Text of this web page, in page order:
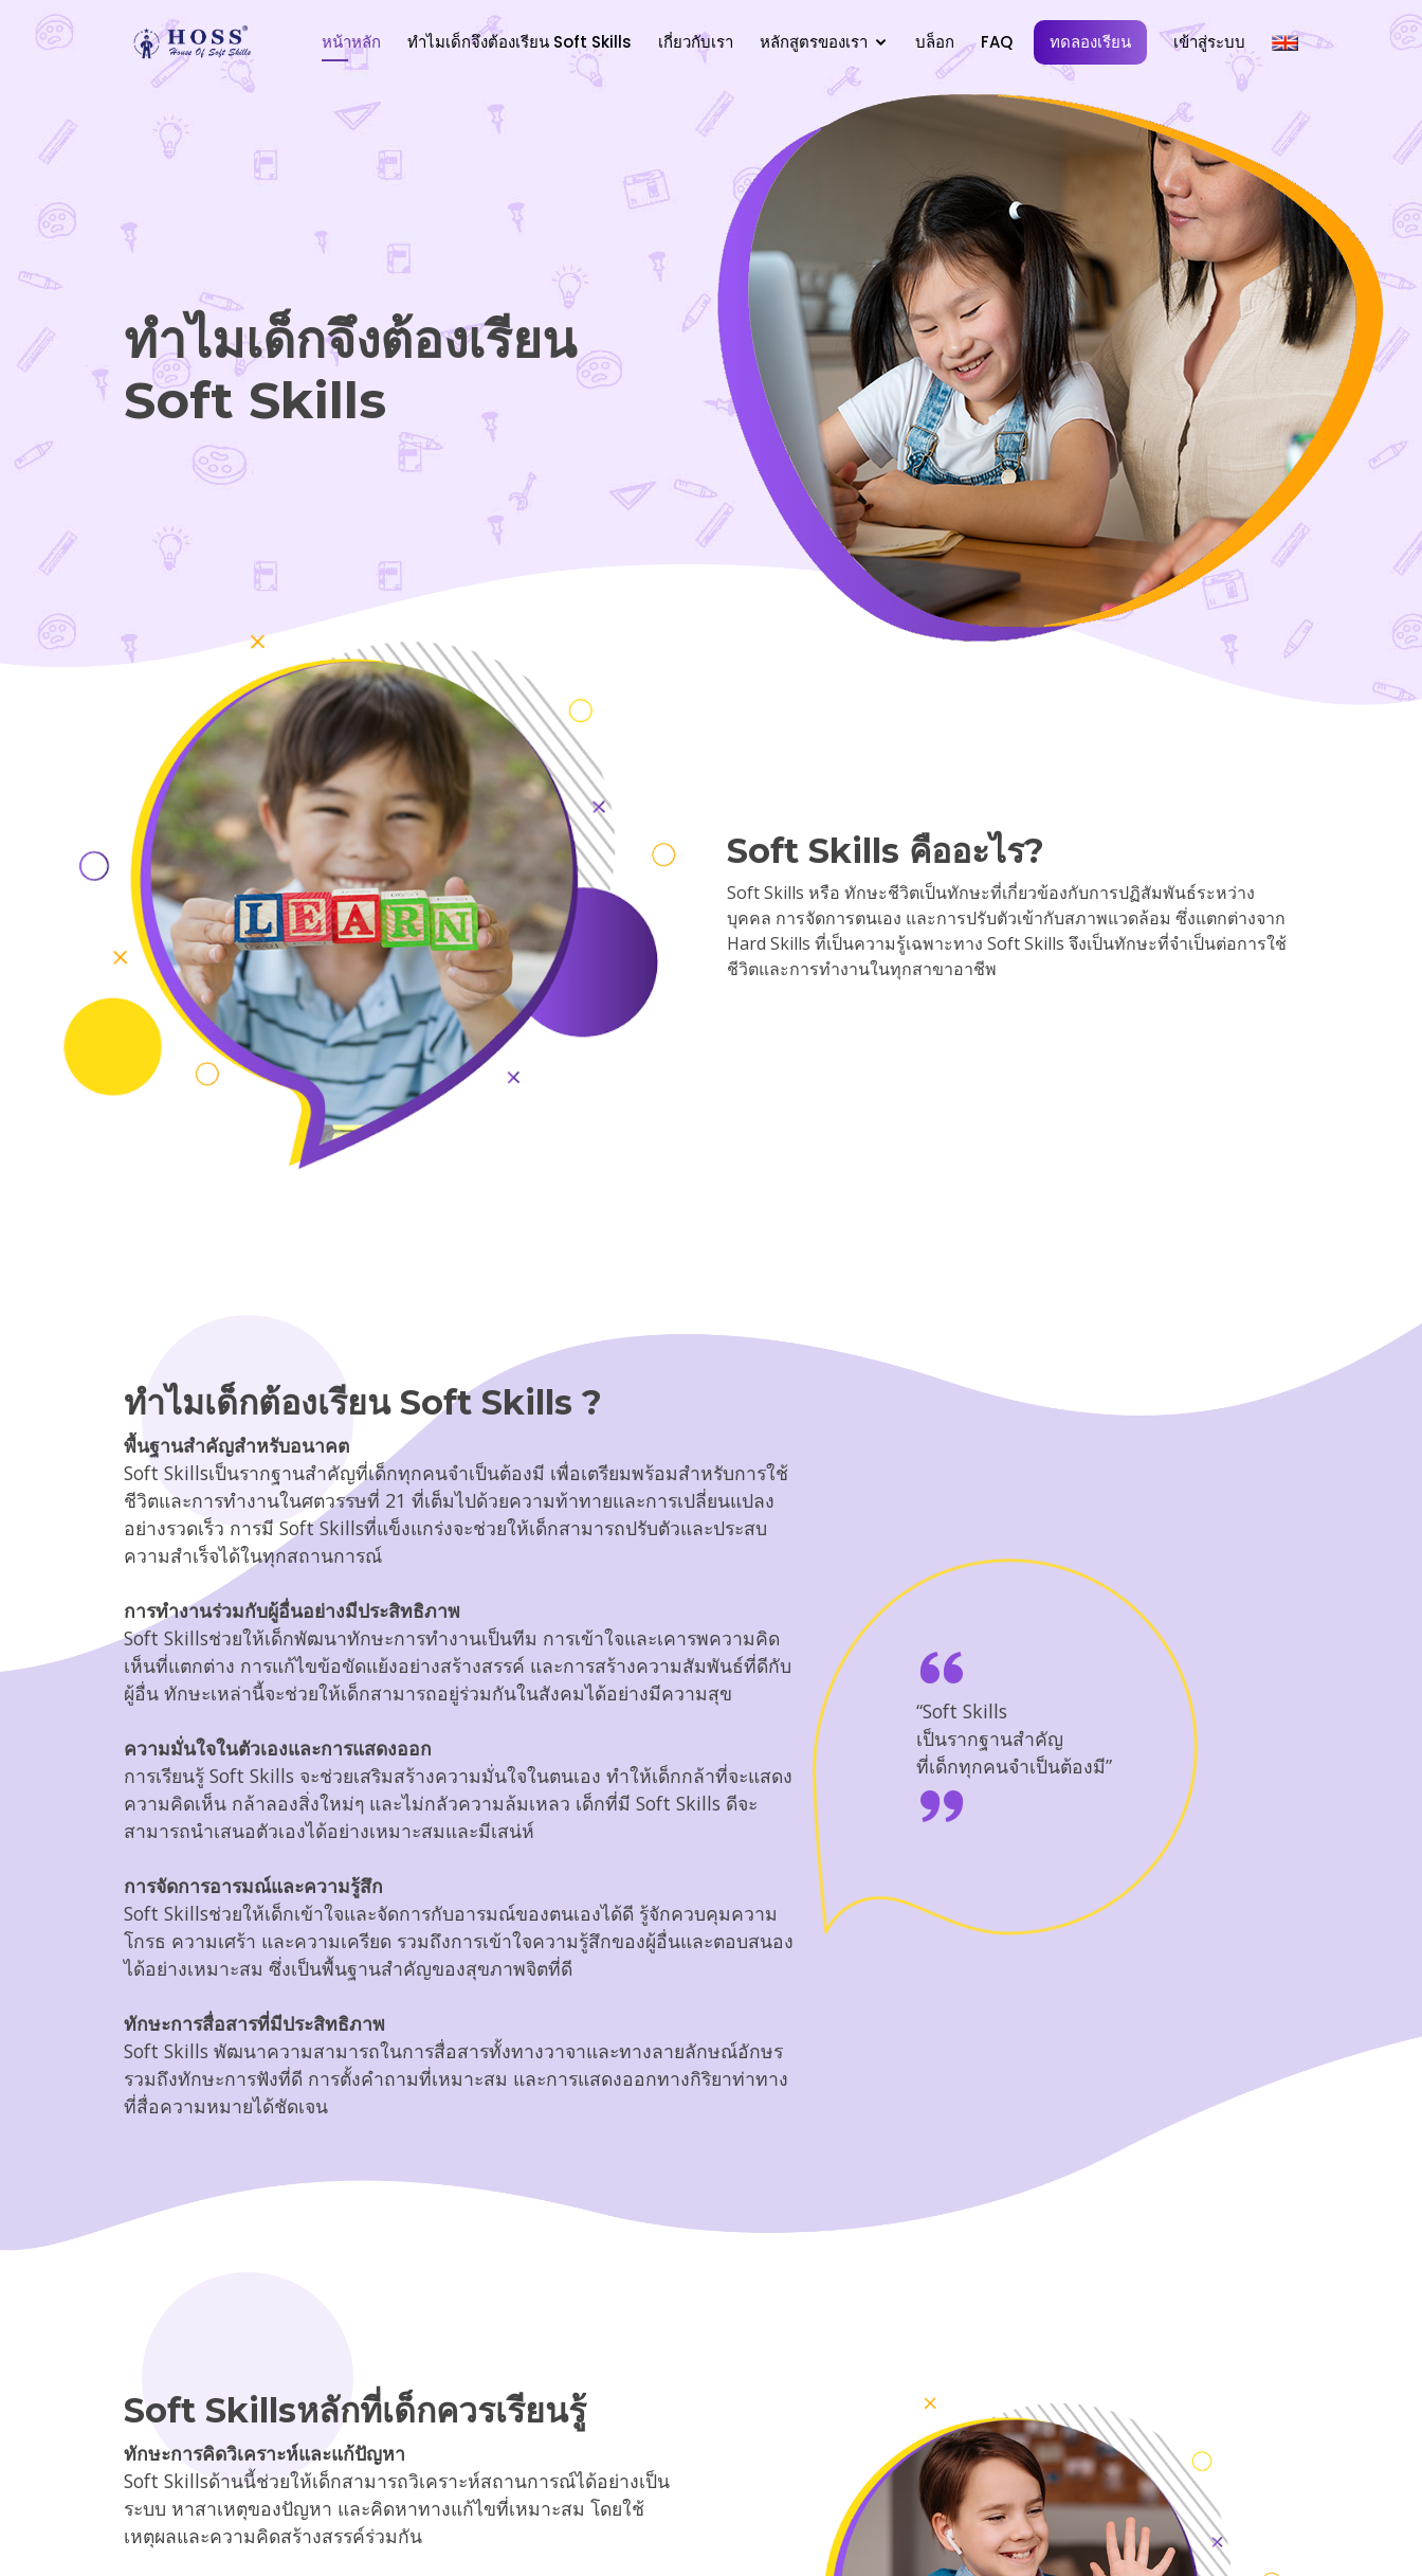
หน้าหลัก ทำไมเด็กจึงต้องเรียน Soft Skills เกี่ยวกับเรา หลักสูตรของเรา บล็อก FAQ ทดลองเรียน เข้าสู่ระบบ
ทำไมเด็กจึงต้องเรียน
Soft Skills
Soft Skills คืออะไร?
Soft Skills หรือ ทักษะชีวิตเป็นทักษะที่เกี่ยวข้องกับการปฏิสัมพันธ์ระหว่าง
บุคคล การจัดการตนเอง และการปรับตัวเข้ากับสภาพแวดล้อม ซึ่งแตกต่างจาก
Hard Skills ที่เป็นความรู้เฉพาะทาง Soft Skills จึงเป็นทักษะที่จำเป็นต่อการใช้
ชีวิตและการทำงานในทุกสาขาอาชีพ
ทำไมเด็กต้องเรียน Soft Skills ?
พื้นฐานสำคัญสำหรับอนาคต
Soft Skillsเป็นรากฐานสำคัญที่เด็กทุกคนจำเป็นต้องมี เพื่อเตรียมพร้อมสำหรับการใช้
ชีวิตและการทำงานในศตวรรษที่ 21 ที่เต็มไปด้วยความท้าทายและการเปลี่ยนแปลง
อย่างรวดเร็ว การมี Soft Skillsที่แข็งแกร่งจะช่วยให้เด็กสามารถปรับตัวและประสบ
ความสำเร็จได้ในทุกสถานการณ์
การทำงานร่วมกับผู้อื่นอย่างมีประสิทธิภาพ
Soft Skillsช่วยให้เด็กพัฒนาทักษะการทำงานเป็นทีม การเข้าใจและเคารพความคิด
เห็นที่แตกต่าง การแก้ไขข้อขัดแย้งอย่างสร้างสรรค์ และการสร้างความสัมพันธ์ที่ดีกับ
ผู้อื่น ทักษะเหล่านี้จะช่วยให้เด็กสามารถอยู่ร่วมกันในสังคมได้อย่างมีความสุข
ความมั่นใจในตัวเองและการแสดงออก
การเรียนรู้ Soft Skills จะช่วยเสริมสร้างความมั่นใจในตนเอง ทำให้เด็กกล้าที่จะแสดง
ความคิดเห็น กล้าลองสิ่งใหม่ๆ และไม่กลัวความล้มเหลว เด็กที่มี Soft Skills ดีจะ
สามารถนำเสนอตัวเองได้อย่างเหมาะสมและมีเสน่ห์
การจัดการอารมณ์และความรู้สึก
Soft Skillsช่วยให้เด็กเข้าใจและจัดการกับอารมณ์ของตนเองได้ดี รู้จักควบคุมความ
โกรธ ความเศร้า และความเครียด รวมถึงการเข้าใจความรู้สึกของผู้อื่นและตอบสนอง
ได้อย่างเหมาะสม ซึ่งเป็นพื้นฐานสำคัญของสุขภาพจิตที่ดี
ทักษะการสื่อสารที่มีประสิทธิภาพ
Soft Skills พัฒนาความสามารถในการสื่อสารทั้งทางวาจาและทางลายลักษณ์อักษร
รวมถึงทักษะการฟังที่ดี การตั้งคำถามที่เหมาะสม และการแสดงออกทางกิริยาท่าทาง
ที่สื่อความหมายได้ชัดเจน
กทุกคนจำเป็นต้องมี”
“Soft Skills
ที่เด็กทุกคนจำเป็นต้องมี”
“Soft Skills
เป็นรากฐานสำคัญ
ที่เด็กทุกคนจำเป็นต้องมี”
Soft Skillsหลักที่เด็กควรเรียนรู้
ทักษะการคิดวิเคราะห์และแก้ปัญหา
Soft Skillsด้านนี้ช่วยให้เด็กสามารถวิเคราะห์สถานการณ์ได้อย่างเป็น
ระบบ หาสาเหตุของปัญหา และคิดหาทางแก้ไขที่เหมาะสม โดยใช้
เหตุผลและความคิดสร้างสรรค์ร่วมกัน